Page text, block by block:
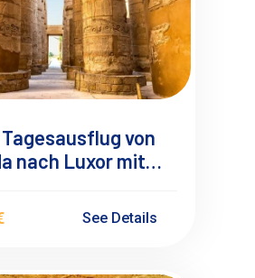
von
nach Luxor mit
See Details